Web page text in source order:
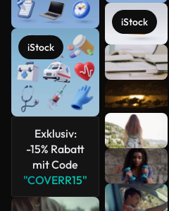
iStock
Exklusiv:
-15% Rabatt
mit Code
"COVERR15"
iStock